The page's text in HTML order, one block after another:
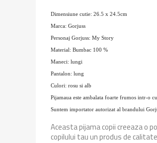
Dimensiune cutie: 26.5 x 24.5cm
Marca: Gorjuss
Personaj Gorjuss: My Story
Material: Bumbac 100 %
Maneci: lungi
Pantalon: lung
Culori: rosu si alb
Pijamaua este ambalata foarte frumos intr-o
Suntem importator autorizat al brandului
Aceasta pijama copii creeaza o
copilului tau un produs de